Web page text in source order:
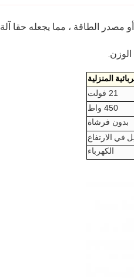
مصدر الطاقة ، مما يجعله حقا آلة
21 فولت
450 واط
بدون فرشاة
في الارتفاع
الكهرباء